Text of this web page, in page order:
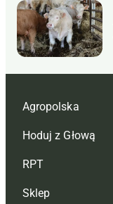
Agropolska
Redakcja
Reklama
Tagi
Hoduj z Głową
Hoduj z głową bydło
Hoduj z głową świnie
RPT
Redakcja
Sklep